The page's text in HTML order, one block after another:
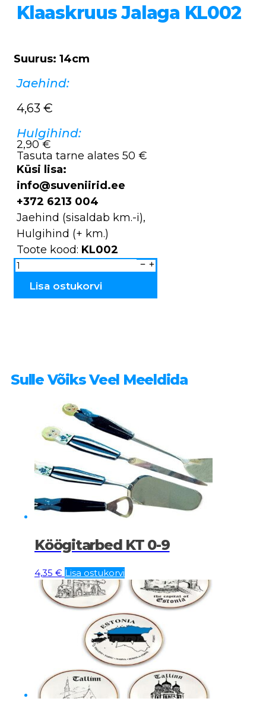
Klaaskruus Jalaga KL002
Suurus: 14cm
Jaehind:
4,63 €
Hulgihind:
2,90 €
Tasuta tarne alates 50 €
Küsi lisa:
info@suveniirid.ee
+372 6213 004
Jaehind (sisaldab km.-i),
Hulgihind (+ km.)
Toote kood: KL002
Klaaskruus
jalaga
KL002
Lisa ostukorvi
Sulle Võiks Veel Meeldida
Köögitarbed KT 0-9
4,35 € Lisa ostukorvi